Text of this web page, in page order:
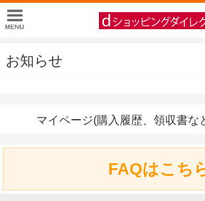
お知らせ
マイページ(購入履歴、領収書な
FAQはこち